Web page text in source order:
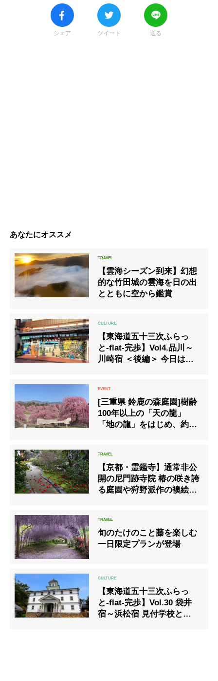
シェア ツイート 送る
あなたにオススメ
【雲海シーズン到来】幻想
的な竹田城の雲海を日の出
とともに空から鑑賞
【東海道五十三次ふらっ
と-flat-完歩】Vol4.品川～
川崎宿 ＜後編＞ 今日は吉
[三重県 鈴鹿の森庭園]樹齢
100年以上の「天の龍」
「地の龍」をはじめ、約
15日から一般公開。
【京都・霊鑑寺】通常非公
開の尼門跡寺院 椿の咲き誇
る庭園や狩野派作の襖絵を
旬のたけのこと藤を楽しむ
一日限定プランが登場
【東海道五十三次ふらっ
と-flat-完歩】Vol.30 袋井
宿～浜松宿 見付学校とか超